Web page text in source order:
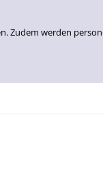
Zudem werden